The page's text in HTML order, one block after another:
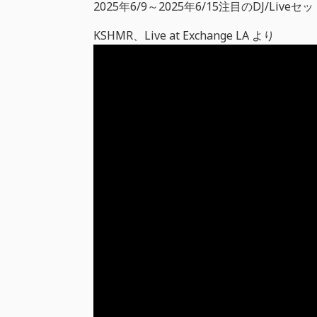
2025年6/9～2025年6/15注目のDJ/Liveセッ
KSHMR、Live at Exchange LA より